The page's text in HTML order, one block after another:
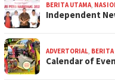
BERITA UTAMA,
Independent
ADVERTORIAL,
Calendar of